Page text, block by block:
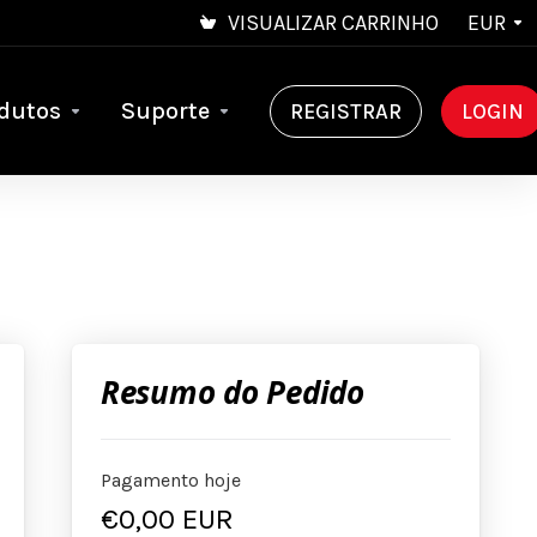
VISUALIZAR CARRINHO EUR
Suporte REGISTRAR LOGIN
Resumo do Pedido
Pagamento hoje
€0,00 EUR